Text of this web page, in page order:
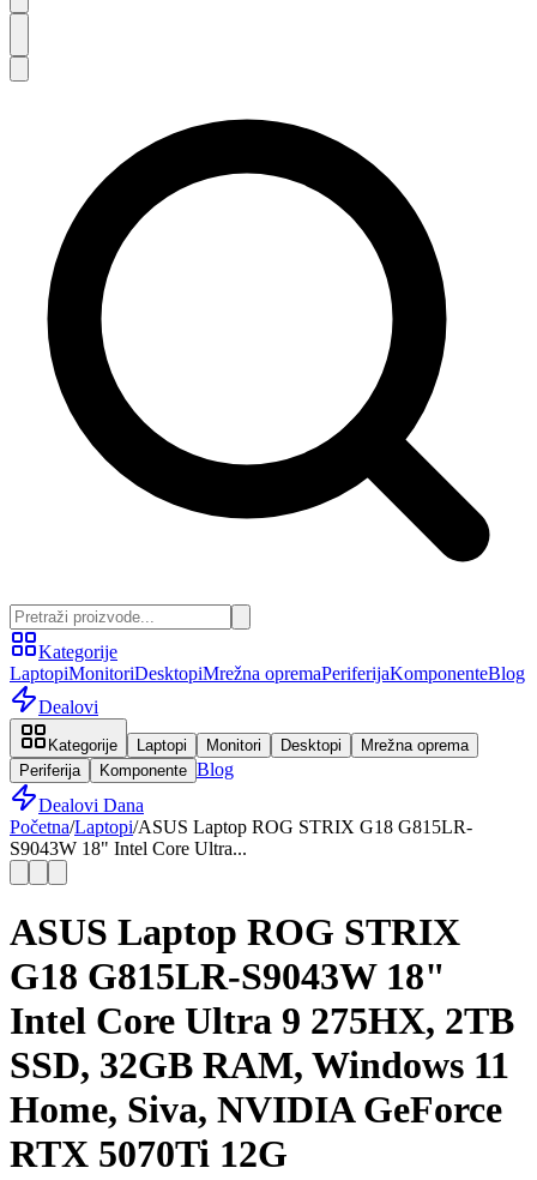
Kategorije
LaptopiMonitoriDesktopiMrežna opremaPeriferijaKomponenteBlog
Dealovi
Kategorije Laptopi Monitori Desktopi
Mrežna oprema
Periferija
Komponente Blog
Dealovi Dana
Početna/Laptopi/ASUS Laptop ROG STRIX G18 G815LR-
S9043W 18" Intel Core Ultra...
ASUS Laptop ROG STRIX
G18 G815LR-S9043W 18"
Intel Core Ultra 9 275HX, 2TB
SSD, 32GB RAM, Windows 11
Home, Siva, NVIDIA GeForce
RTX 5070Ti 12G